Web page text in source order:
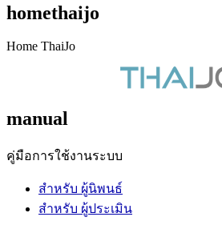
homethaijo
Home ThaiJo
manual
คู่มือการใช้งานระบบ
สำหรับ ผู้นิพนธ์
สำหรับ ผู้ประเมิน